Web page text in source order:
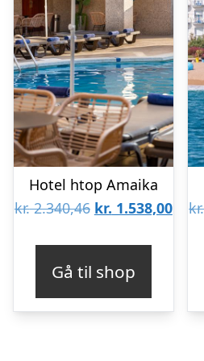
Hotel htop Amaika
kr.2.340,46 Den
var:
kr. 2.340,46.
kr. 1.538,00Den
kr.
Gå til shop
kr.